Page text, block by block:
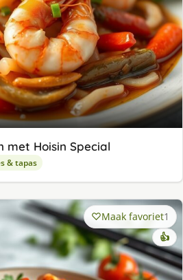
met Hoisin Special
& tapas
Maak favoriet1
👍